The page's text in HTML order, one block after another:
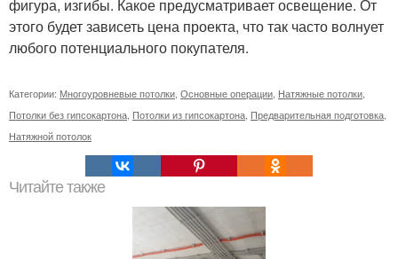
фигура, изгибы. Какое предусматривает освещение. От
этого будет зависеть цена проекта, что так часто волнует
любого потенциального покупателя.
Категории: Многоуровневые потолки Основные операции Натяжные потолки
Потолки без гипсокартона Потолки из гипсокартона Предварительная подготовка
Натяжной потолок
Читайте также